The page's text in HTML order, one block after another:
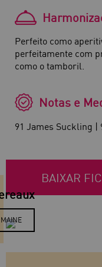
Perfeito como
perfeitamente com
como o tamboril.
Notas e
91 James Suckling |
BAIXAR